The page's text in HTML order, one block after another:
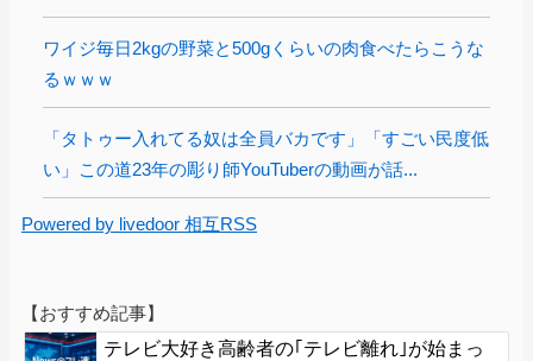
ワイジ毎日2kgの野菜と500gくらいの肉食べたらこうな
るｗｗｗ
「タトゥー入れてる奴は全員バカです」「すごい民度低
い」この道23年の彫り師YouTuberの動画が話...
Powered by livedoor 相互RSS
【おすすめ記事】
テレビ大好き高齢者の｢テレビ離れ｣が始まっ